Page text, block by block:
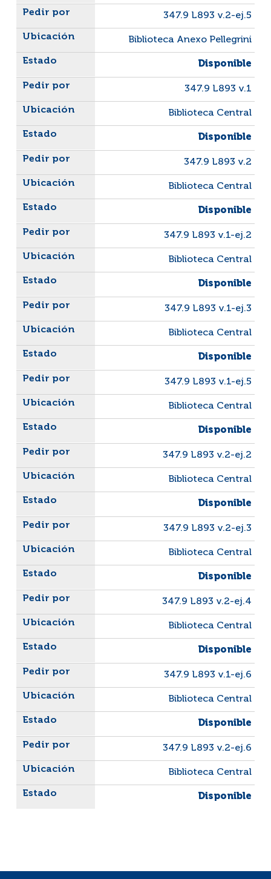
347.9 L893 v.2-ej.5
Biblioteca Anexo Pellegrini
Disponible
347.9 L893 v.1
Biblioteca Central
Disponible
347.9 L893 v.2
Biblioteca Central
Disponible
347.9 L893 v.1-ej.2
Biblioteca Central
Disponible
347.9 L893 v.1-ej.3
Biblioteca Central
Disponible
347.9 L893 v.1-ej.5
Biblioteca Central
Disponible
347.9 L893 v.2-ej.2
Biblioteca Central
Disponible
347.9 L893 v.2-ej.3
Biblioteca Central
Disponible
347.9 L893 v.2-ej.4
Biblioteca Central
Disponible
347.9 L893 v.1-ej.6
Biblioteca Central
Disponible
347.9 L893 v.2-ej.6
Biblioteca Central
Disponible